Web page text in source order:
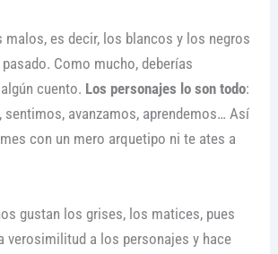
malos, es decir, los blancos y los negros
Como mucho, deberías
cuento. Los personajes lo son todo:
sentimos, avanzamos, aprendemos… Así
con un mero arquetipo ni te ates a
gustan los grises, los matices, pues
verosimilitud a los personajes y hace